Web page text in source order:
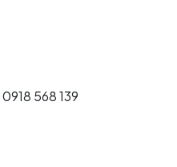
0918 568 139